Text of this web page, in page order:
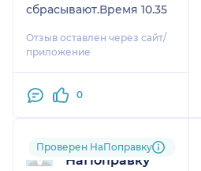
сбрасывают.Время 10.35
Отзыв оставлен через сайт/
приложение
0
Пользователь
НаПоправку
Проверен НаПоправку